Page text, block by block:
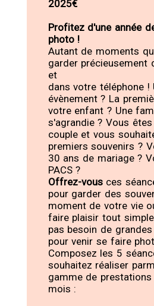
2025€
Profitez d'une année
photo !
Autant de moments
garder précieusement
et
dans votre téléphone !
évènement ? La
votre enfant ? Une
s'agrandie ? Vous
couple et vous
premiers souvenirs ?
30 ans de mariage ?
PACS ?
Offrez-vousces
pour garder des
moment de votre vie
faire plaisir tout
pas besoin de
pour venir se faire
Composez les 5
souhaitez réaliser
gamme de prestations
mois :